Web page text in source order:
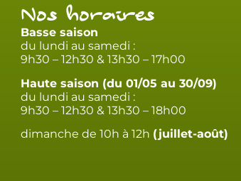
Nos horaires
Basse saison
du lundi au samedi :
9h30 – 12h30 & 13h30 – 17h00
Haute saison (du 01/05 au 30/09)
du lundi au samedi :
9h30 – 12h30 & 13h30 – 18h00
dimanche de 10h à 12h (juillet-août)